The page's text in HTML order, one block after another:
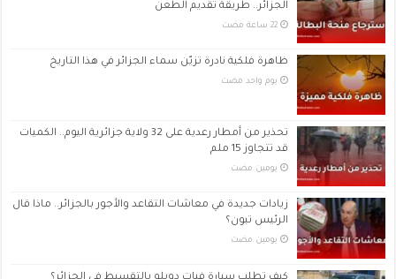
الجزائر.. طريقة تقديم الطعن
‏22 ساعة مضت
ظاهرة فلكية نادرة تزيّن سماء الجزائر في هذا التاريخ
‏يوم واحد مضت
تحذير من أمطار رعدية على 32 ولاية جزائرية اليوم.. الكميات
قد تتجاوز 15 ملم
‏يومين مضت
زيادات جديدة في معاشات التقاعد والأجور بالجزائر.. ماذا قال
الرئيس تبون؟
‏يومين مضت